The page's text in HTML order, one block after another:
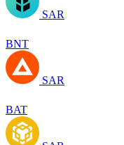
SAR
BNT
SAR
BAT